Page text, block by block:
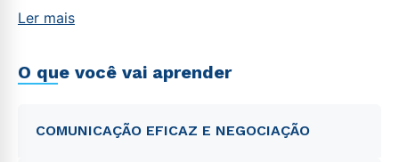
Ler mais
O que você vai aprender
COMUNICAÇÃO EFICAZ E NEGOCIAÇÃO